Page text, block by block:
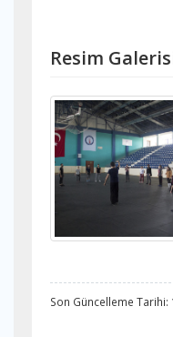
Resim
Son Güncelleme Tarihi: